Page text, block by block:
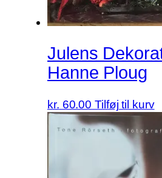
Julens
Hanne Ploug
kr. 60.00 Tilføj til kurv